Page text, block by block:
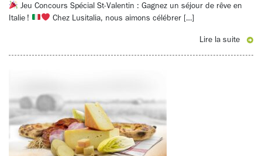
Jeu Concours Spécial St-Valentin : Gagnez un séjour de rêve en
Italie !
Chez Lusitalia, nous aimons célébrer […]
Lire la suite